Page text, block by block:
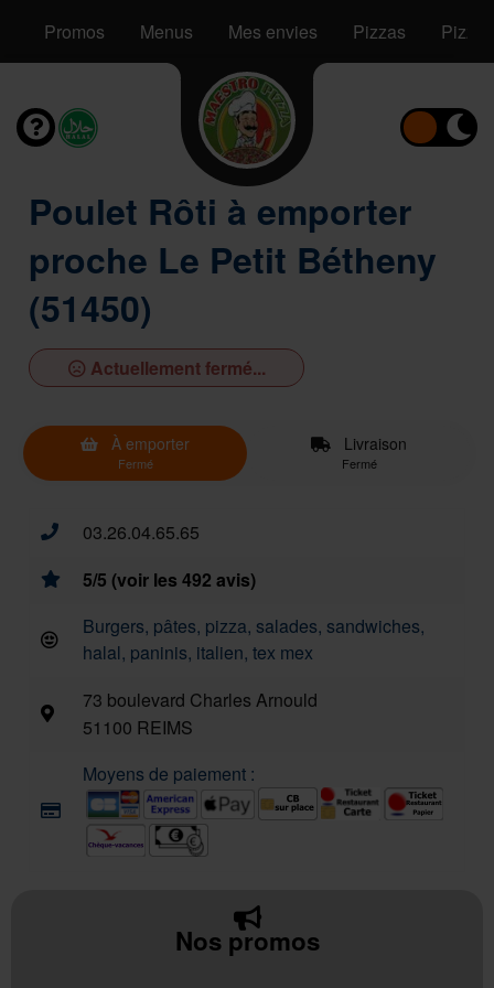
Promos Menus Mes envies Pizzas
Poulet Rôti à emporter
proche Le Petit Bétheny
(51450)
Actuellement fermé...
À emporter
Fermé
Livraison
Fermé
03.26.04.65.65
5/5 (voir les 492 avis)
Burgers, pâtes, pizza, salades, sandwiches,
halal, paninis, italien, tex mex
73 boulevard Charles Arnould
51100 REIMS
Moyens de paiement :
Nos promos